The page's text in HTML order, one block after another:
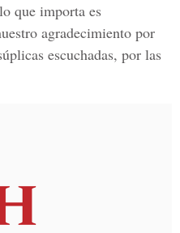
que importa es
agradecimiento por
escuchadas, por las